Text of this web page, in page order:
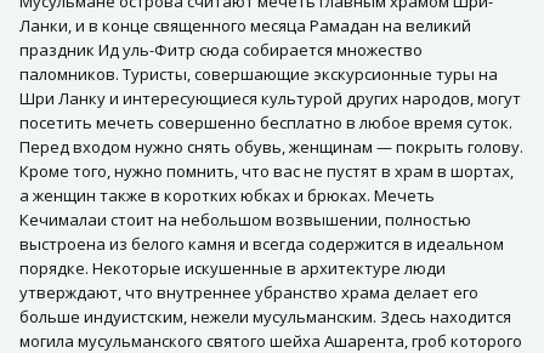
Ланки, и в конце cвященного месяца Рамадан на великий
праздник Ид уль-Фитр сюда собирается множество
паломников. Туристы, совершающие экскурсионные туры на
Шри Ланку и интересующиеся культурой других народов, могут
посетить мечеть совершенно бесплатно в любое время суток.
Перед входом нужно снять обувь, женщинам — покрыть голову.
Кроме того, нужно помнить, что вас не пустят в храм в шортах,
а женщин также в коротких юбках и брюках. Мечеть
Кечималаи стоит на небольшом возвышении, полностью
выстроена из белого камня и всегда содержится в идеальном
порядке. Некоторые искушенные в архитектуре люди
утверждают, что внутреннее убранство храма делает его
больше индуистским, нежели мусульманским. Здесь находится
могила мусульманского святого шейха Ашарента, гроб которого